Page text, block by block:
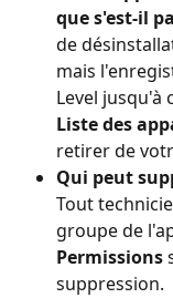
que s'est-il
de
mais
Level jusqu'à
Liste des
retirer de
Qui peut
Tout
groupe de
Permissions
suppression.